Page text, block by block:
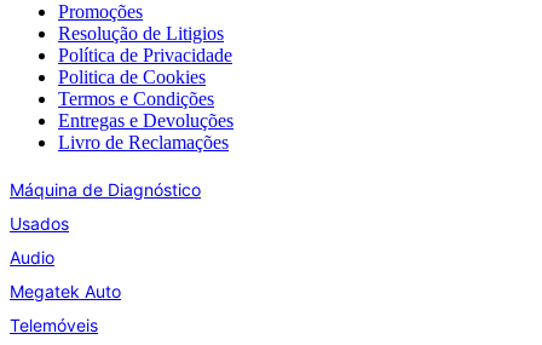
Promoções
Resolução de Litigios
Política de Privacidade
Politica de Cookies
Termos e Condições
Entregas e Devoluções
Livro de Reclamações
Máquina de Diagnóstico
Usados
Audio
Megatek Auto
Telemóveis